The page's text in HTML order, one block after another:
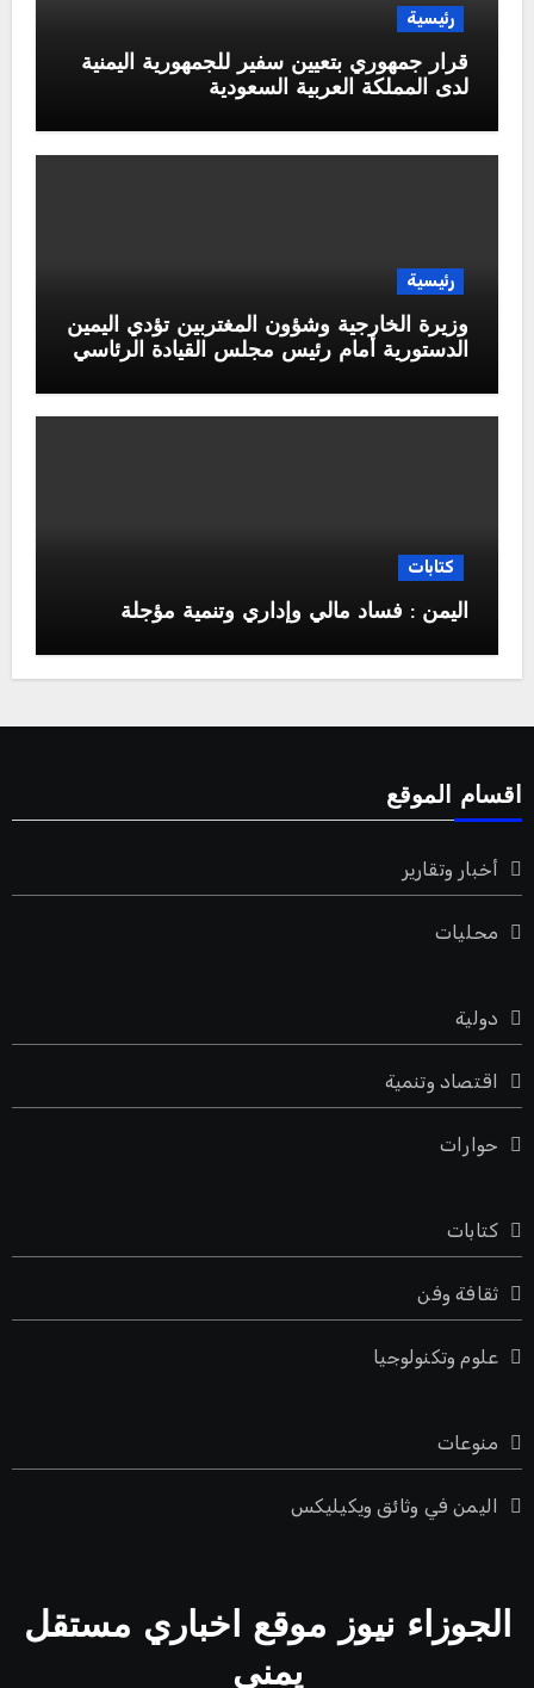
رئيسية
قرار جمهوري بتعيين سفير للجمهورية اليمنية
لدى المملكة العربية السعودية
رئيسية
وزيرة الخارجية وشؤون المغتربين تؤدي اليمين
الدستورية أمام رئيس مجلس القيادة الرئاسي
كتابات
اليمن : فساد مالي وإداري وتنمية مؤجلة
اقسام الموقع
أخبار وتقارير
محليات
دولية
اقتصاد وتنمية
حوارات
كتابات
ثقافة وفن
علوم وتكنولوجيا
منوعات
اليمن في وثائق ويكيليكس
الجوزاء نيوز موقع اخباري مستقل
يمني